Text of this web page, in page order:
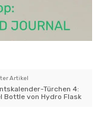
Artikel
Türchen 4:
Bottle von Hydro Flask